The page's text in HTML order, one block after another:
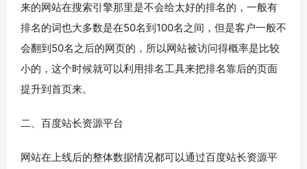
来的网站在搜索引擎那里是不会给太好的排名的，一般有
排名的词也大多数是在50名到100名之间，但是客户一般不
会翻到50名之后的网页的，所以网站被访问得概率是比较
小的，这个时候就可以利用排名工具来把排名靠后的页面
提升到首页来。
二、百度站长资源平台
网站在上线后的整体数据情况都可以通过百度站长资源平